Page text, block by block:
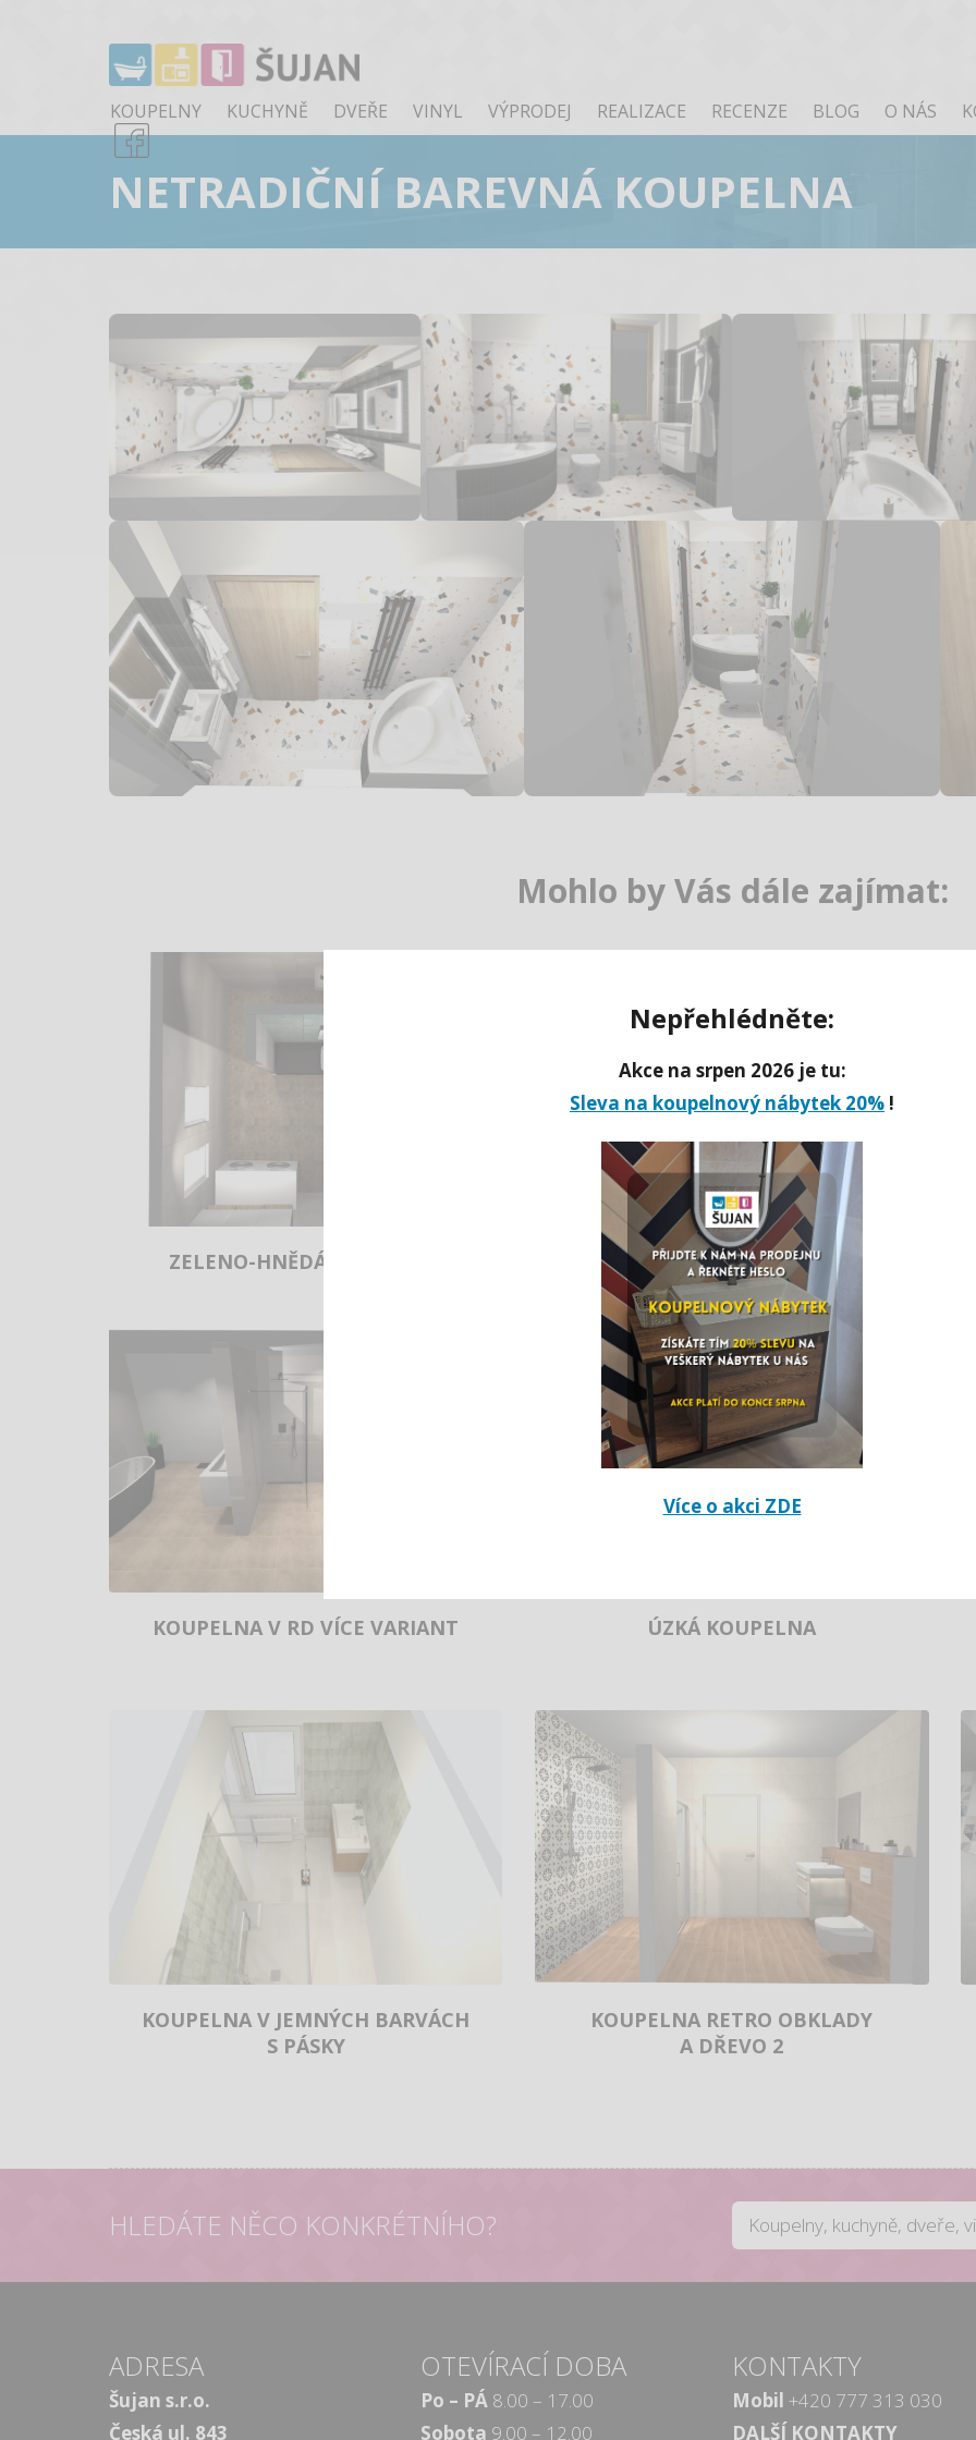
KOUPELNY KUCHYNĚ DVEŘE VINYL VÝPRODEJ REALIZACE RECENZE BLOG O NÁS
NETRADIČNÍ BAREVNÁ KOUPELNA
Mohlo by Vás dále zajímat:
ZELENO-HNĚDÁ KOUPELNA VYUŽITÍ MALÉ KOUPELNY
KOUPELNA V RD VÍCE VARIANT ÚZKÁ KOUPELNA
KOUPELNA V JEMNÝCH BARVÁCH
S PÁSKY
KOUPELNA RETRO OBKLADY
A DŘEVO 2
HLEDÁTE NĚCO KONKRÉTNÍHO?
ADRESA
Šujan s.r.o.
Česká ul. 843
OTEVÍRACÍ DOBA
Po – PÁ 8.00 – 17.00
Sobota 9.00 – 12.00
KONTAKTY
Mobil +420 777 313 030
DALŠÍ KONTAKTY
Nepřehlédněte:
Akce na srpen 2026 je tu:
Sleva na koupelnový nábytek 20% !
Více o akci ZDE